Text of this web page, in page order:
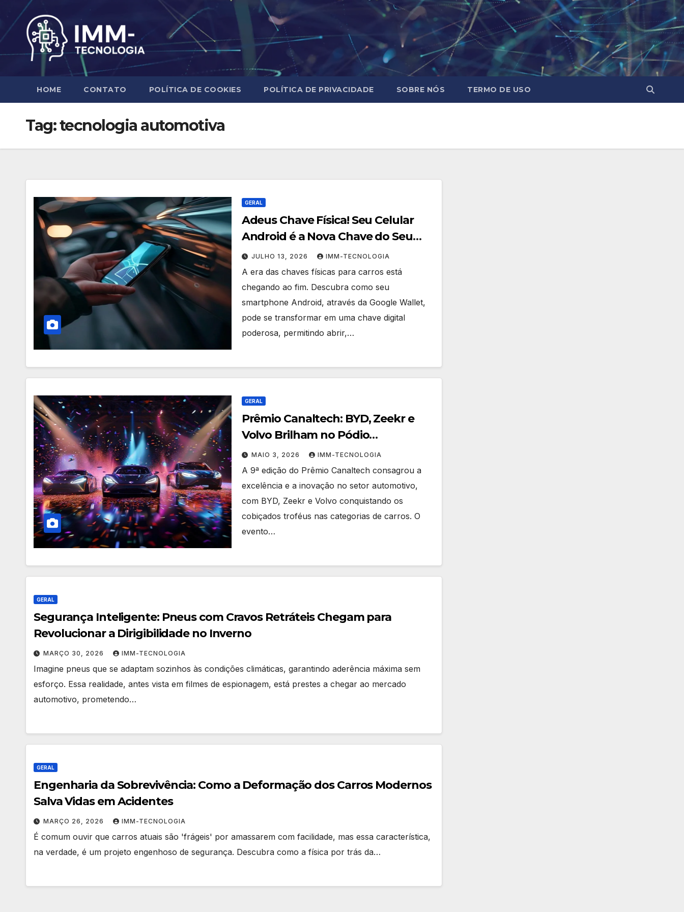
content
HOME CONTATO POLÍTICA DE COOKIES POLÍTICA DE PRIVACIDADE SOBRE NÓS TERMO DE USO
Tag:tecnologia automotiva
GERAL
Adeus Chave Física! Seu Celular
Android é a Nova Chave do Seu
Carro Elétrico
JULHO 13, 2026 IMM-TECNOLOGIA
A era das chaves físicas para carros está
chegando ao fim. Descubra como seu
smartphone Android, através da Google Wallet,
pode se transformar em uma chave digital
poderosa, permitindo abrir,…
GERAL
Prêmio Canaltech: BYD, Zeekr e
Volvo Brilham no Pódio
Automotivo da 9ª Edição
MAIO 3, 2026 IMM-TECNOLOGIA
A 9ª edição do Prêmio Canaltech consagrou a
excelência e a inovação no setor automotivo,
com BYD, Zeekr e Volvo conquistando os
cobiçados troféus nas categorias de carros. O
evento…
GERAL
Segurança Inteligente: Pneus com Cravos Retráteis Chegam para
Revolucionar a Dirigibilidade no Inverno
MARÇO 30, 2026 IMM-TECNOLOGIA
Imagine pneus que se adaptam sozinhos às condições climáticas, garantindo aderência máxima sem
esforço. Essa realidade, antes vista em filmes de espionagem, está prestes a chegar ao mercado
automotivo, prometendo…
GERAL
Engenharia da Sobrevivência: Como a Deformação dos Carros Modernos
Salva Vidas em Acidentes
MARÇO 26, 2026 IMM-TECNOLOGIA
É comum ouvir que carros atuais são 'frágeis' por amassarem com facilidade, mas essa característica,
na verdade, é um projeto engenhoso de segurança. Descubra como a física por trás da…